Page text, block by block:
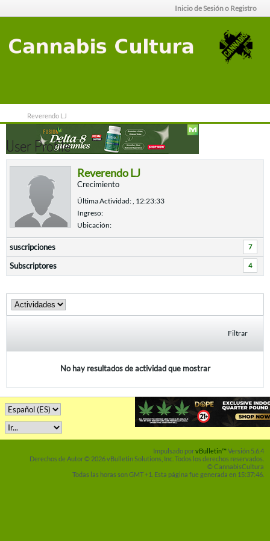
Inicio de Sesión o Registro
Reverendo LJ
User Profile
Reverendo LJ
Crecimiento
Última Actividad: , 12:23:33
Ingreso:
Ubicación:
suscripciones 7
Subscriptores 4
Filtrar
No hay resultados de actividad que mostrar
Impulsado porvBulletin™Versión 5.6.4
Derechos de Autor © 2026 vBulletin Solutions, Inc. Todos los derechos reservados.
© CannabisCultura
Todas las horas son GMT +1. Esta página fue generada en 15:37:46.